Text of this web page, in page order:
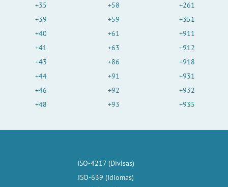
+35
+39
+40
+41
+43
+44
+46
+48
+58
+59
+61
+63
+86
+91
+92
+93
+261
+351
+911
+912
+918
+931
+932
+935
ISO-4217 (Divisas)
ISO-639 (Idiomas)